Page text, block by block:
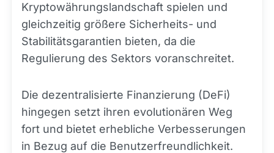
Kryptowährungslandschaft spielen und
gleichzeitig größere Sicherheits- und
Stabilitätsgarantien bieten, da die
Regulierung des Sektors voranschreitet.
Die dezentralisierte Finanzierung (DeFi)
hingegen setzt ihren evolutionären Weg
fort und bietet erhebliche Verbesserungen
in Bezug auf die Benutzerfreundlichkeit.